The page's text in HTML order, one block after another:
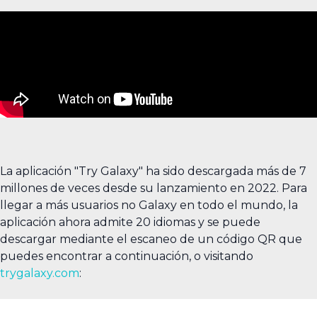
La aplicación "Try Galaxy" ha sido descargada más de 7
millones de veces desde su lanzamiento en 2022. Para
llegar a más usuarios no Galaxy en todo el mundo, la
aplicación ahora admite 20 idiomas y se puede
descargar mediante el escaneo de un código QR que
puedes encontrar a continuación, o visitando
trygalaxy.com: